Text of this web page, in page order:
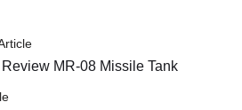
MR-08 Missile Tank